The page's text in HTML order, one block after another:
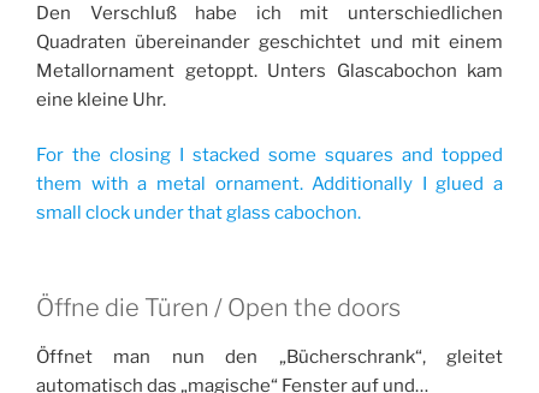
Den Verschluß habe ich mit unterschiedlichen
Quadraten übereinander geschichtet und mit einem
Metallornament getoppt. Unters Glascabochon kam
eine kleine Uhr.
For the closing I stacked some squares and topped
them with a metal ornament. Additionally I glued a
small clock under that glass cabochon.
Öffne die Türen / Open the doors
Öffnet man nun den „Bücherschrank“, gleitet
automatisch das „magische“ Fenster auf und…